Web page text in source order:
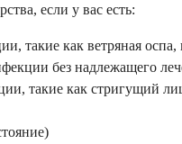
если у вас есть:
такие как ветряная
без надлежащего
такие как стригущий